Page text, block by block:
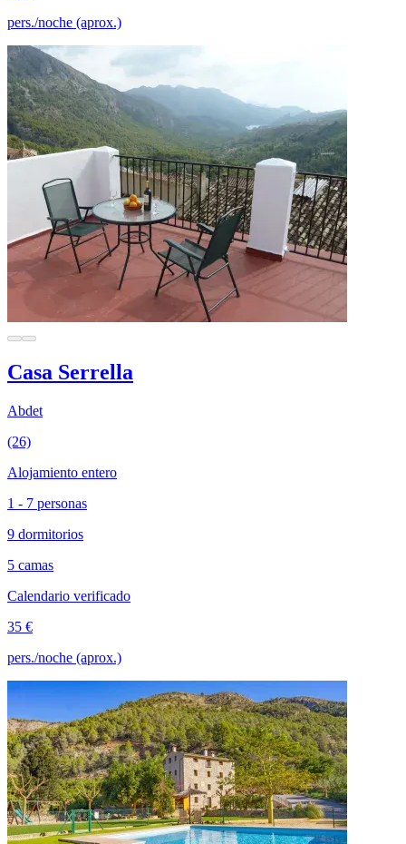
pers./noche (aprox.)
Casa Serrella
Abdet
(26)
Alojamiento entero
1 - 7 personas
9 dormitorios
5 camas
Calendario verificado
35 €
pers./noche (aprox.)